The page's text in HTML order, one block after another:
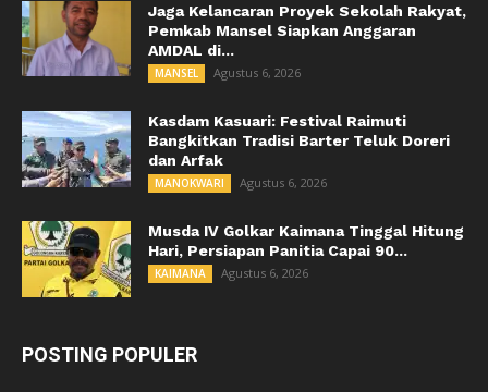
Jaga Kelancaran Proyek Sekolah Rakyat,
Pemkab Mansel Siapkan Anggaran
AMDAL di...
MANSEL Agustus 6, 2026
Kasdam Kasuari: Festival Raimuti
Bangkitkan Tradisi Barter Teluk Doreri
dan Arfak
MANOKWARI Agustus 6, 2026
Musda IV Golkar Kaimana Tinggal Hitung
Hari, Persiapan Panitia Capai 90...
KAIMANA Agustus 6, 2026
POSTING POPULER